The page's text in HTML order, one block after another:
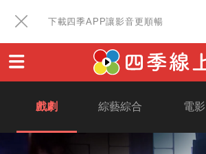
下載四季APP讓影音更順暢
戲劇 綜藝綜合 電影